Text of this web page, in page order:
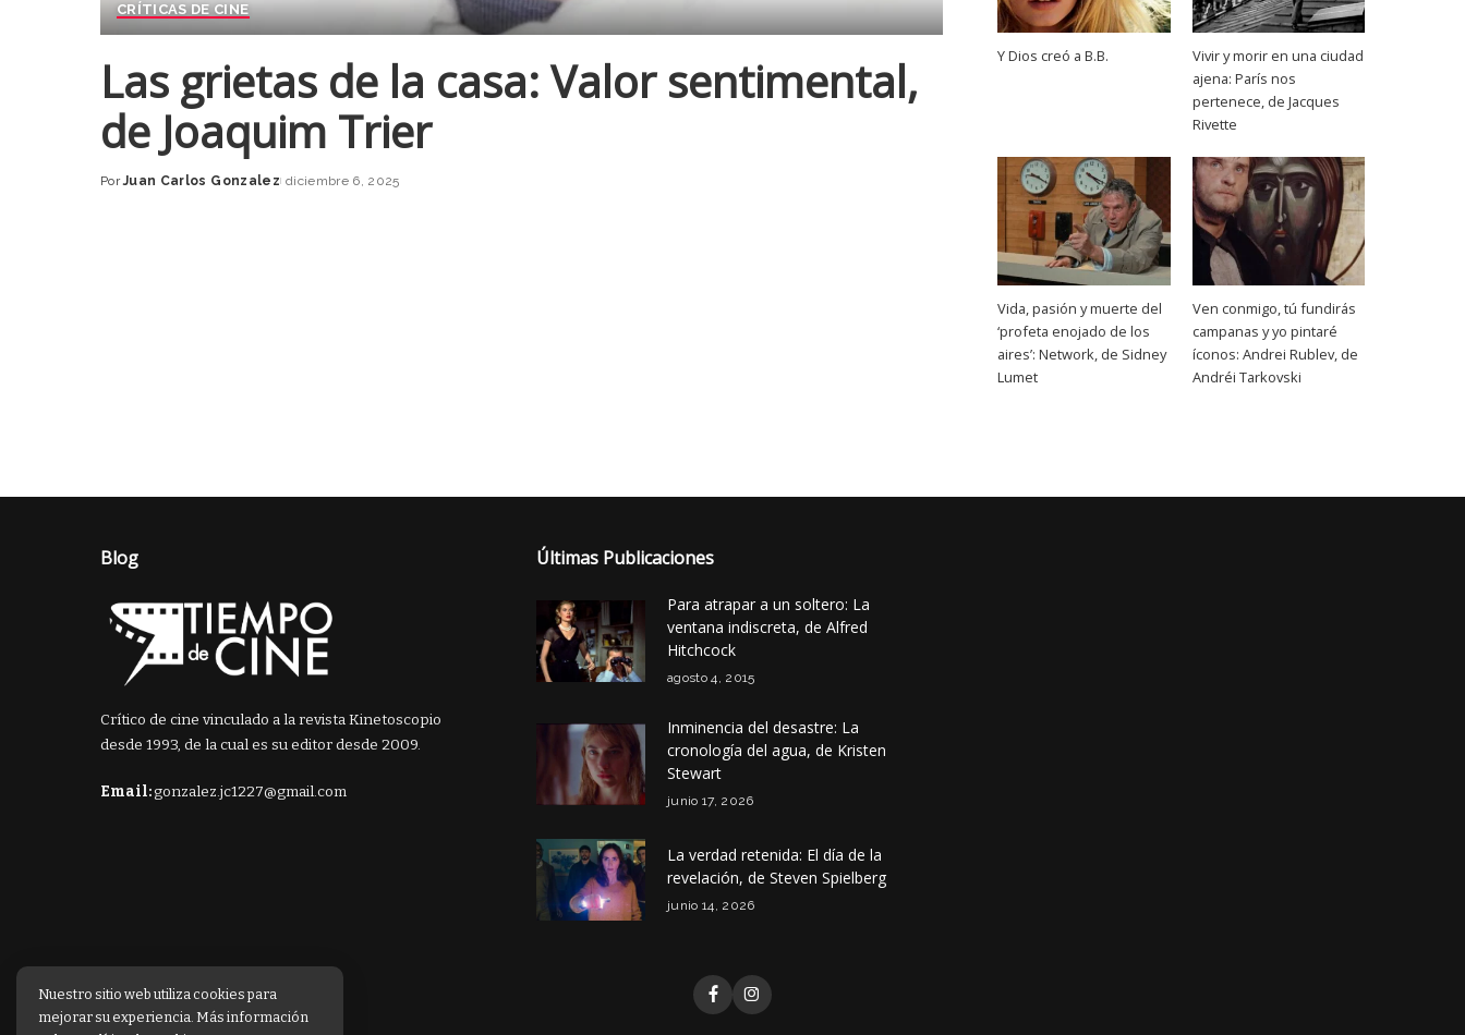
CRÍTICAS DE CINE
Las grietas de la casa: Valor sentimental,
de Joaquim Trier
Posted
Por Juan Carlos Gonzalez diciembre 6, 2025
Y Dios creó a B.B.
Vivir y morir en una ciudad
ajena: París nos
pertenece, de Jacques
Rivette
Vida, pasión y muerte del
‘profeta enojado de los
aires’: Network, de Sidney
Lumet
Ven conmigo, tú fundirás
campanas y yo pintaré
íconos: Andrei Rublev, de
Andréi Tarkovski
Blog
Crítico de cine vinculado a la revista Kinetoscopio
desde 1993, de la cual es su editor desde 2009.
Email:gonzalez.jc1227@gmail.com
Últimas Publicaciones
Para atrapar a un soltero: La
ventana indiscreta, de Alfred
Hitchcock
agosto 4, 2015
Inminencia del desastre: La
cronología del agua, de Kristen
Stewart
junio 17, 2026
La verdad retenida: El día de la
revelación, de Steven Spielberg
junio 14, 2026
Nuestro sitio web utiliza cookies para
mejorar su experiencia. Más información